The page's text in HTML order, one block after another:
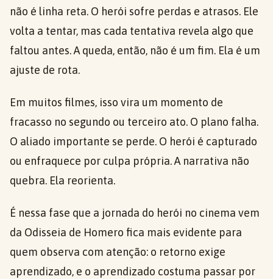
não é linha reta. O herói sofre perdas e atrasos. Ele
volta a tentar, mas cada tentativa revela algo que
faltou antes. A queda, então, não é um fim. Ela é um
ajuste de rota.
Em muitos filmes, isso vira um momento de
fracasso no segundo ou terceiro ato. O plano falha.
O aliado importante se perde. O herói é capturado
ou enfraquece por culpa própria. A narrativa não
quebra. Ela reorienta.
É nessa fase que a jornada do herói no cinema vem
da Odisseia de Homero fica mais evidente para
quem observa com atenção: o retorno exige
aprendizado, e o aprendizado costuma passar por